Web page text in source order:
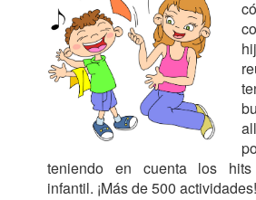
teniendo en cuenta los
infantil. ¡Más de 500 actividades!